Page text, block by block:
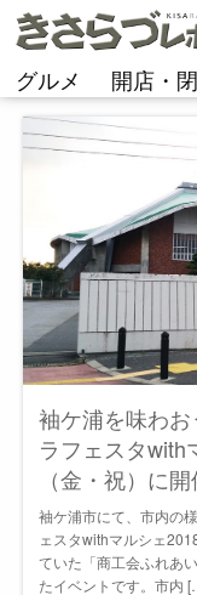
コ
ン
ン
グルメ 開店・
袖ケ浦を味わ
ラフェスタwith
（金・祝）に開
袖ケ浦市にて、市内の
ェスタwithマルシェ
ていた「商工会ふれあ
たイベントです。市内